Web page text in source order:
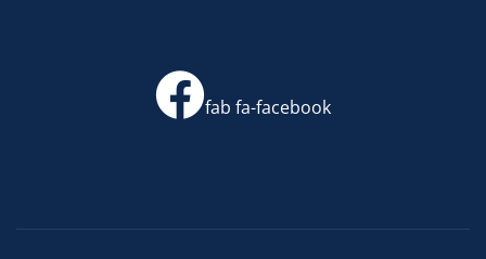
fab fa-facebook